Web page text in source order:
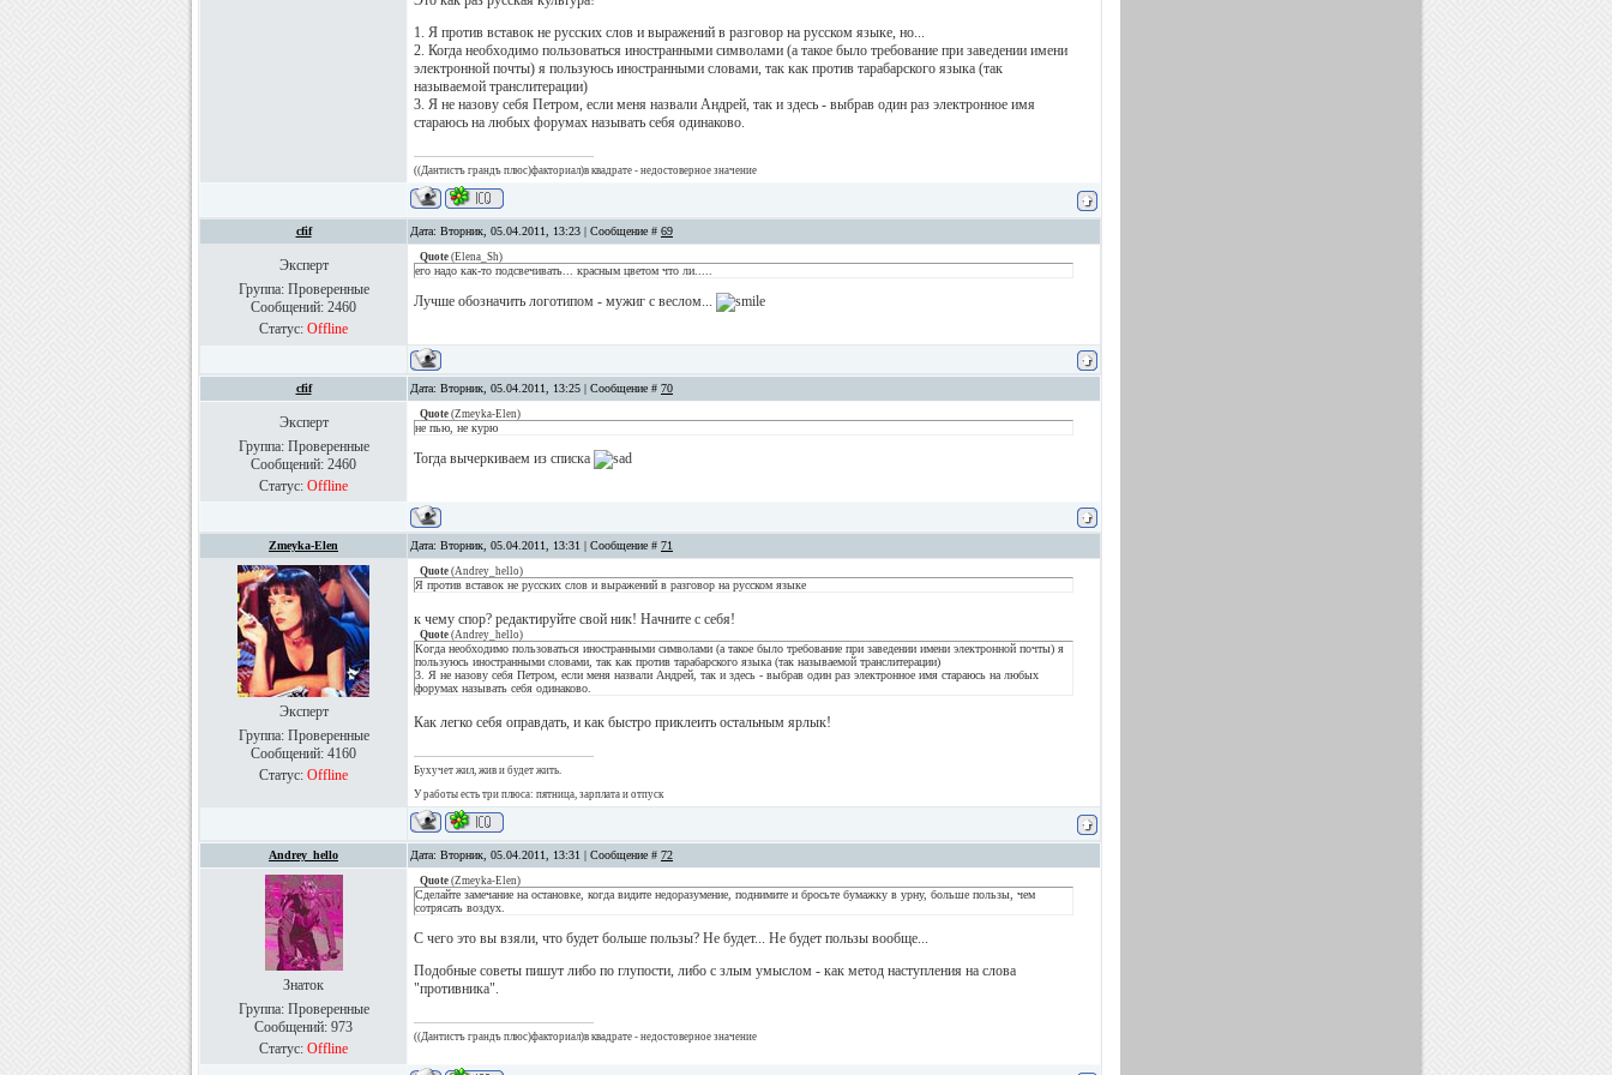
1. Я против вставок не русских слов и выражений в разговор на русском языке, но...
2. Когда необходимо пользоваться иностранными символами (а такое было требование при заведении имени
электронной почты) я пользуюсь иностранными словами, так как против тарабарского языка (так
называемой транслитерации)
3. Я не назову себя Петром, если меня назвали Андрей, так и здесь - выбрав один раз электронное имя
стараюсь на любых форумах называть себя одинаково.
((Дантистъ грандъ плюс)факториал)в квадрате - недостоверное значение
cfif Дата: Вторник, 05.04.2011, 13:23 | Сообщение # 69
Эксперт
Группа: Проверенные
Сообщений: 2460
Статус: Offline
Quote (Elena_Sh)
его надо как-то подсвечивать... красным цветом что ли.....
Лучше обозначить логотипом - мужиг с веслом...
cfif Дата: Вторник, 05.04.2011, 13:25 | Сообщение # 70
Эксперт
Группа: Проверенные
Сообщений: 2460
Статус: Offline
Quote (Zmeyka-Elen)
не пью, не курю
Тогда вычеркиваем из списка
Zmeyka-Elen Дата: Вторник, 05.04.2011, 13:31 | Сообщение # 71
Эксперт
Группа: Проверенные
Сообщений: 4160
Статус: Offline
Quote (Andrey_hello)
Я против вставок не русских слов и выражений в разговор на русском языке
к чему спор? редактируйте свой ник! Начните с себя!
Quote (Andrey_hello)
Когда необходимо пользоваться иностранными символами (а такое было требование при заведении имени электронной почты) я
пользуюсь иностранными словами, так как против тарабарского языка (так называемой транслитерации)
3. Я не назову себя Петром, если меня назвали Андрей, так и здесь - выбрав один раз электронное имя стараюсь на любых
форумах называть себя одинаково.
Как легко себя оправдать, и как быстро приклеить остальным ярлык!
Бухучет жил, жив и будет жить.
У работы есть три плюса: пятница, зарплата и отпуск
Andrey_hello Дата: Вторник, 05.04.2011, 13:31 | Сообщение # 72
Знаток
Группа: Проверенные
Сообщений: 973
Статус: Offline
Quote (Zmeyka-Elen)
Сделайте замечание на остановке, когда видите недоразумение, поднимите и бросьте бумажку в урну, больше пользы, чем
сотрясать воздух.
С чего это вы взяли, что будет больше пользы? Не будет... Не будет пользы вообще...
Подобные советы пишут либо по глупости, либо с злым умыслом - как метод наступления на слова
"противника".
((Дантистъ грандъ плюс)факториал)в квадрате - недостоверное значение